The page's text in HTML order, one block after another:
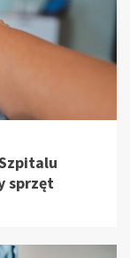
sprzęt